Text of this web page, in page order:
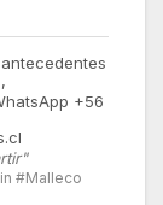
+56
#Malleco